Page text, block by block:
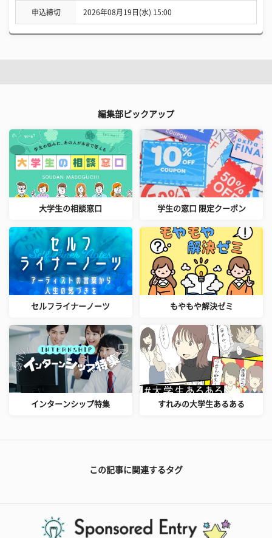
申込締切 2026年08月19日(水) 15:00
編集部ピックアップ
大学生の相談窓口 学生の窓口 限定クーポン
セルフライナーノーツ もやもや解決ゼミ
インターンシップ特集 すれみの大学生あるある
この記事に関連するタグ